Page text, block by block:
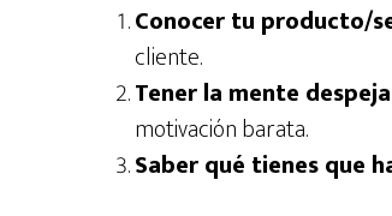
Conocer tu producto/
cliente.
Tener la mente
motivación barata.
Saber qué tienes que